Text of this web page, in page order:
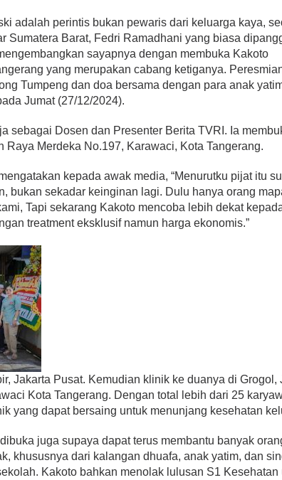
adalah perintis bukan pewaris dari keluarga kaya,
Sumatera Barat, Fedri Ramadhani yang biasa
sayapnya dengan membuka Kakoto
yang merupakan cabang ketiganya.
Tumpeng dan doa bersama dengan para anak
Jumat (27/12/2024).
sebagai Dosen dan Presenter Berita TVRI. Ia
Raya Merdeka No.197, Karawaci, Kota Tangerang.
kepada awak media, “Menurutku pijat itu
bukan sekadar keinginan lagi. Dulu hanya orang
Tapi sekarang Kakoto mencoba lebih dekat
treatment eksklusif namun harga ekonomis.”
Jakarta Pusat. Kemudian klinik ke duanya di Grogol,
Kota Tangerang. Dengan total lebih dari 25
yang dapat bersaing untuk menunjang kesehatan
juga supaya dapat terus membantu banyak
khususnya dari kalangan dhuafa, anak yatim, dan
Kakoto bahkan menolak lulusan S1 Kesehatan